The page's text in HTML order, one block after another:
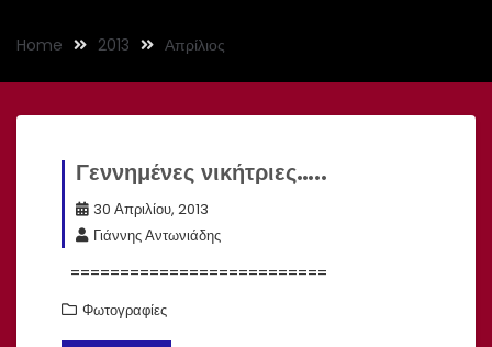
Home 2013 Απρίλιος
Γεννημένες νικήτριες…..
30 Απριλίου, 2013
Γιάννης Αντωνιάδης
==========================
Φωτογραφίες